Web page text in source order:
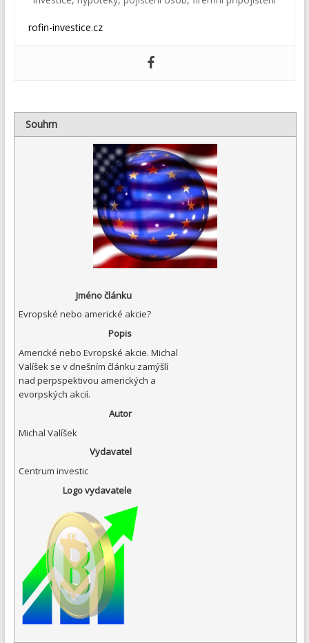
rofin-investice.cz
Souhrn
Jméno článku
Evropské nebo americké akcie?
Popis
Americké nebo Evropské akcie. Michal
Valíšek se v dnešním článku zamýšlí
nad perpspektivou amerických a
evorpských akcií.
Autor
Michal Valíšek
Vydavatel
Centrum investic
Logo vydavatele